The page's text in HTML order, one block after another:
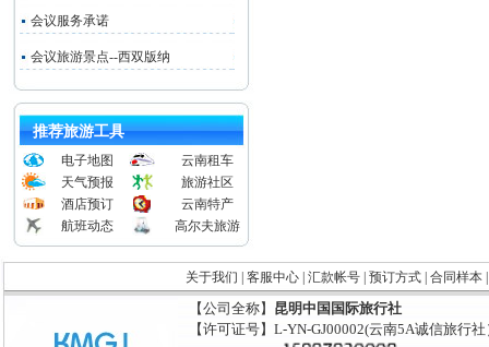
会议服务承诺
会议旅游景点--西双版纳
推荐旅游工具
电子地图
云南租车
天气预报
旅游社区
酒店预订
云南特产
航班动态
高尔夫旅游
关于我们 客服中心| 汇款帐号| 预订方式| 合同样本
【公司全称】 昆明中国国际旅行社
【许可证号】L-YN-GJ00002(云南5A诚信旅行社